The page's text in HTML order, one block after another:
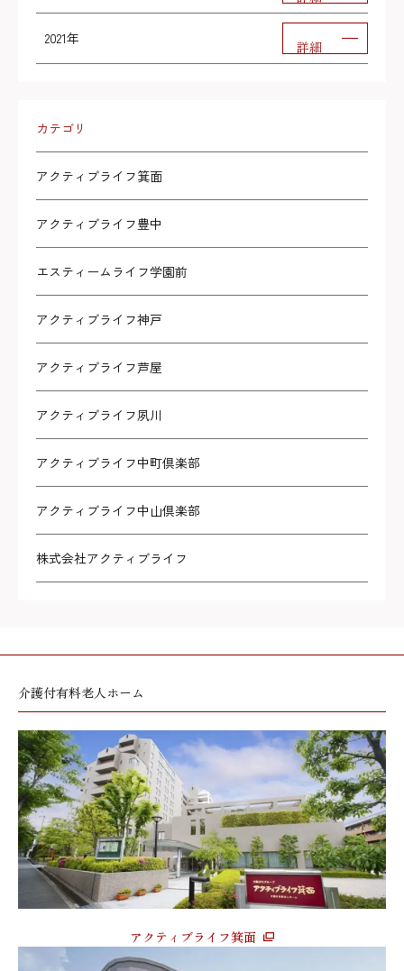
2021年 詳細
カテゴリ
アクティブライフ箕面
アクティブライフ豊中
エスティームライフ学園前
アクティブライフ神戸
アクティブライフ芦屋
アクティブライフ夙川
アクティブライフ中町倶楽部
アクティブライフ中山倶楽部
株式会社アクティブライフ
介護付有料老人ホーム
アクティブライフ箕面